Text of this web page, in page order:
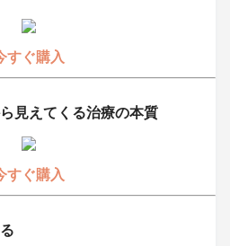
すぐ購入
見えてくる治療の本質
すぐ購入